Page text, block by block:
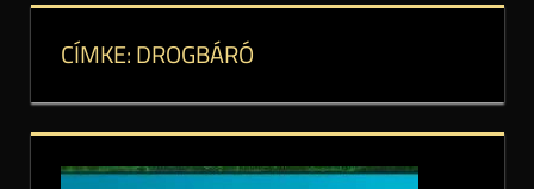
CÍMKE:DROGBÁRÓ